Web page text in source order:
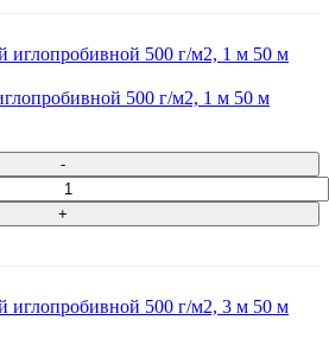
500 г/м2, 1 м 50 м